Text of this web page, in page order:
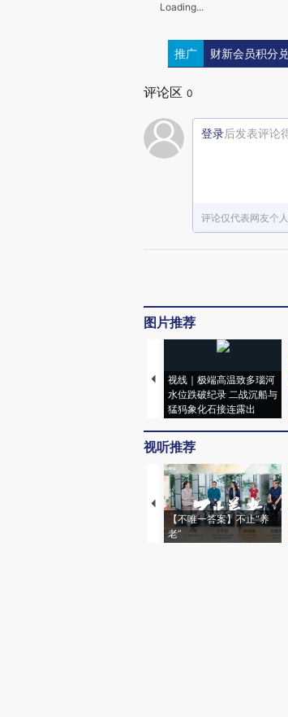
Loading...
推广 财新会员积分
评论区 0
登录后发表评论
评论仅代表网友个
图片推荐
视线｜极端高温致多瑙河
水位跌破纪录 二战沉船与
猛犸象化石接连露出
视听推荐
【不唯一答案】不止“养
老”